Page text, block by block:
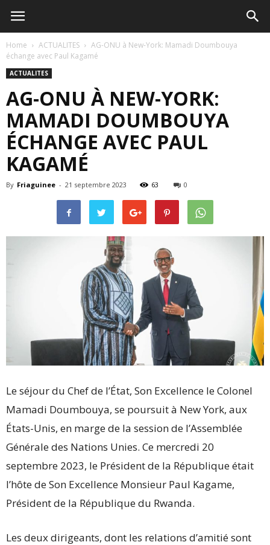
Home ACTUALITES
AG-ONU à New-York: Mamadi Doumbouya
échange avec Paul Kagamé
ACTUALITES
AG-ONU À NEW-YORK:
MAMADI DOUMBOUYA
ÉCHANGE AVEC PAUL
KAGAMÉ
By Friaguinee - 21 septembre 2023 63 0
Le séjour du Chef de l’État, Son Excellence le Colonel
Mamadi Doumbouya, se poursuit à New York, aux
États-Unis, en marge de la session de l’Assemblée
Générale des Nations Unies. Ce mercredi 20
septembre 2023, le Président de la République était
l’hôte de Son Excellence Monsieur Paul Kagame,
Président de la République du Rwanda.
Les deux dirigeants, dont les relations d’amitié sont